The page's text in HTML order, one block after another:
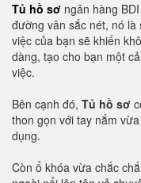
Tủ hồ sơ ngân hàng
đường vân sắc nét, nó
việc của bạn sẽ khiến
dàng, tạo cho bạn một
việc.
Bên cạnh đó, Tủ hồ sơ
thon gọn với tay nắm
dụng.
Còn ổ khóa vừa chắc